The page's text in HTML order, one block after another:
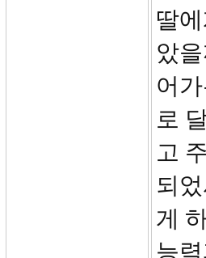
딸
았
어
로
고
되
게
능